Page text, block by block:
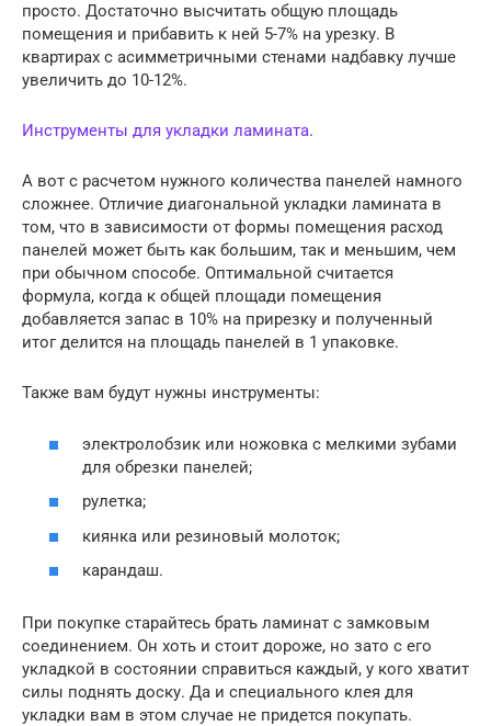
просто. Достаточно высчитать общую площадь
помещения и прибавить к ней 5-7% на урезку. В
квартирах с асимметричными стенами надбавку лучше
увеличить до 10-12%.
Инструменты для укладки ламината.
А вот с расчетом нужного количества панелей намного
сложнее. Отличие диагональной укладки ламината в
том, что в зависимости от формы помещения расход
панелей может быть как большим, так и меньшим, чем
при обычном способе. Оптимальной считается
формула, когда к общей площади помещения
добавляется запас в 10% на прирезку и полученный
итог делится на площадь панелей в 1 упаковке.
Также вам будут нужны инструменты:
электролобзик или ножовка с мелкими зубами
для обрезки панелей;
рулетка;
киянка или резиновый молоток;
карандаш.
При покупке старайтесь брать ламинат с замковым
соединением. Он хоть и стоит дороже, но зато с его
укладкой в состоянии справиться каждый, у кого хватит
силы поднять доску. Да и специального клея для
укладки вам в этом случае не придется покупать.